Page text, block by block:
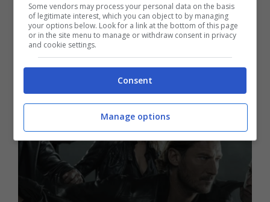
proposteF
Some vendors may process your personal data on the basis
of legitimate interest, which you can object to by managing
your options below. Look for a link at the bottom of this page
or in the site menu to manage or withdraw consent in privacy
and cookie settings.
Consent
Manage options